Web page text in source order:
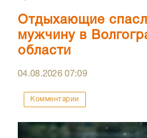
Отдыхающие
мужчину в
области
04.08.202607:09
Комментарии